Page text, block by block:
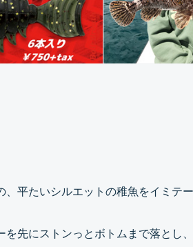
平たいシルエットの稚魚をイミテ
先にストンっとボトムまで落とし